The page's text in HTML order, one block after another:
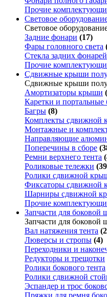
Прочие
Световое
Световое
Задние фонари (17)
Фары головного света
Стекла задних фонарей
Прочие
Сдвижные крыши
Сдвижные крыши
Амортизаторы крыши
Каретки и портальные
Багры (8)
Комплекты сдвижной
Монтажные и
Направляющие
Поперечины в сборе
Ремни верхнего тента
Роликовые тележки
Ролики сдвижной
Фиксаторы сдвижной
Шарниры сдвижной
Прочие
Запчасти для боковой
Запчасти для боковой
Вал натяжения тента
Люверсы и стропы (4)
Переходники и
Редукторы и трещотки
Ролики бокового тента
Ролики сдвижной
Эспандер и трос
Пряжки для ремня